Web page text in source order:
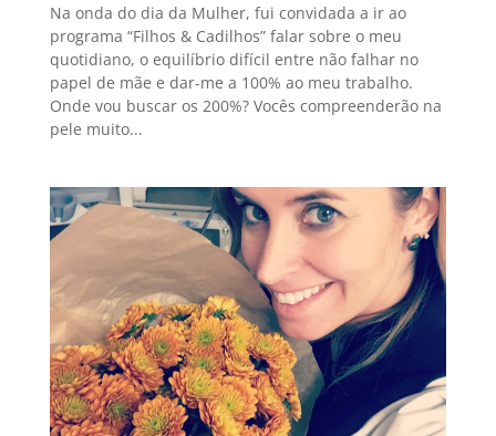
Na onda do dia da Mulher, fui convidada a ir ao
programa “Filhos & Cadilhos” falar sobre o meu
quotidiano, o equilíbrio difícil entre não falhar no
papel de mãe e dar-me a 100% ao meu trabalho.
Onde vou buscar os 200%? Vocês compreenderão na
pele muito...